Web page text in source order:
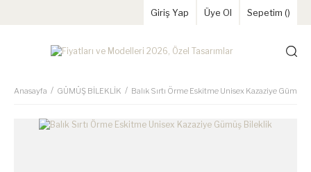
Giriş Yap Üye Ol Sepetim ()
Anasayfa GÜMÜŞ BİLEKLİK Balık Sırtı Örme Eskitme Unisex Kazaziye Gümüş